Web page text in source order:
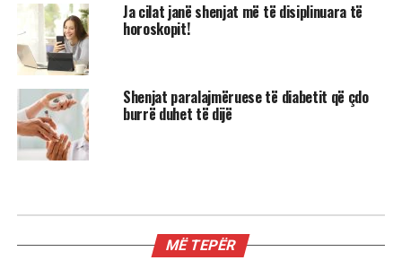
Ja cilat janë shenjat më të disiplinuara të
horoskopit!
Shenjat paralajmëruese të diabetit që çdo
burrë duhet të dijë